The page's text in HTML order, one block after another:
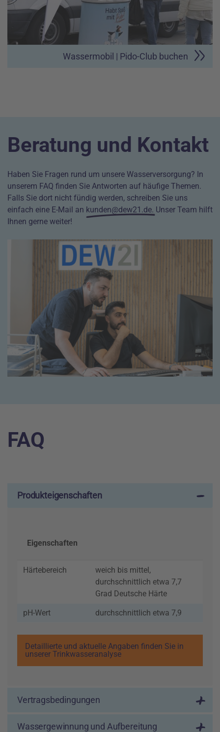
Wassermobil | Pido-Club buchen
Beratung und Kontakt
Haben Sie Fragen rund um unsere Wasserversorgung? In
unserem FAQ finden Sie Antworten auf häufige Themen.
Falls Sie dort nicht fündig werden, schreiben Sie uns
einfach eine E-Mail an kunden@dew21.de. Unser Team hilft
Ihnen gerne weiter!
FAQ
Produkteigenschaften
Eigenschaften
Härtebereich
weich bis mittel,
durchschnittlich etwa 7,7
Grad Deutsche Härte
pH-Wert durchschnittlich etwa 7,9
Detaillierte und aktuelle Angaben finden Sie in
unserer Trinkwasseranalyse
Vertragsbedingungen
Wassergewinnung und Aufbereitung